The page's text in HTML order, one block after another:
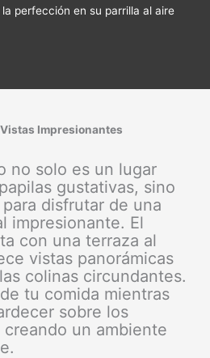
perfección en su parrilla al aire
Impresionantes
no solo es un lugar
gustativas, sino
disfrutar de una
impresionante. El
con una terraza al
vistas panorámicas
colinas circundantes.
tu comida mientras
sobre los
un ambiente